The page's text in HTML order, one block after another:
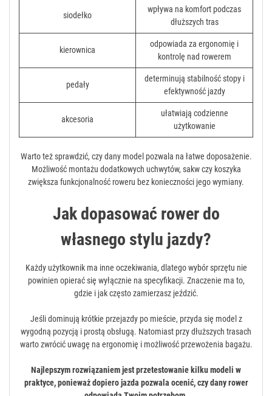
siodełko
wpływa na komfort podczas
dłuższych tras
kierownica
odpowiada za ergonomię i
kontrolę nad rowerem
pedały
determinują stabilność stopy i
efektywność jazdy
akcesoria
ułatwiają codzienne
użytkowanie
Warto też sprawdzić, czy dany model pozwala na łatwe doposażenie.
Możliwość montażu dodatkowych uchwytów, sakw czy koszyka
zwiększa funkcjonalność roweru bez konieczności jego wymiany.
Jak dopasować rower do
własnego stylu jazdy?
Każdy użytkownik ma inne oczekiwania, dlatego wybór sprzętu nie
powinien opierać się wyłącznie na specyfikacji. Znaczenie ma to,
gdzie i jak często zamierzasz jeździć.
Jeśli dominują krótkie przejazdy po mieście, przyda się model z
wygodną pozycją i prostą obsługą. Natomiast przy dłuższych trasach
warto zwrócić uwagę na ergonomię i możliwość przewożenia bagażu.
Najlepszym rozwiązaniem jest przetestowanie kilku modeli w
praktyce, ponieważ dopiero jazda pozwala ocenić, czy dany rower